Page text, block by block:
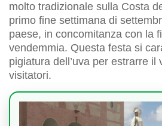
molto tradizionale sulla Costa
primo fine settimana di
paese, in concomitanza con la
vendemmia. Questa festa si
pigiatura dell’uva per estrarre il
visitatori.